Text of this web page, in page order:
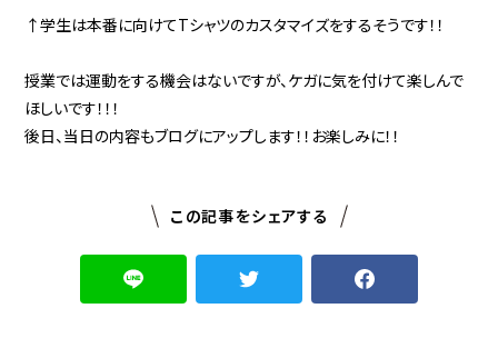
↑学生は本番に向けてTシャツのカスタマイズをするそうです！！
授業では運動をする機会はないですが、ケガに気を付けて楽しんで
ほしいです！！！
後日、当日の内容もブログにアップします！！お楽しみに！！
この記事をシェアする